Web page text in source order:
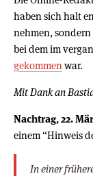
haben sich halt
nehmen,
bei dem im
gekommen war.
Mit Dank an
Nachtrag, 22.
einem “Hinweis
In einer